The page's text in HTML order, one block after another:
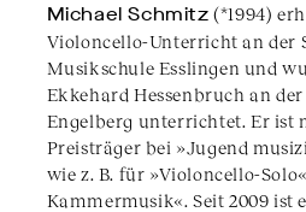
Michael Schmitz (*1994)
Violoncello-Unterricht an der
Musikschule Esslingen und
Ekkehard Hessenbruch an
Engelberg unterrichtet. Er ist
Preisträger bei »Jugend
wie z. B. für »Violoncello-
Kammermusik«. Seit 2009 ist